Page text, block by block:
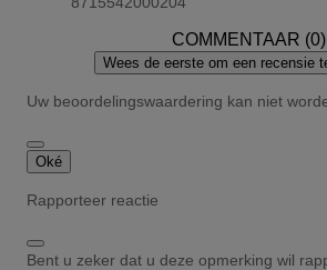
COMMENTAAR (0)
Wees de eerste om een recensie
Uw beoordelingswaardering kan niet
Oké
Rapporteer reactie
Bent u zeker dat u deze opmerking wil